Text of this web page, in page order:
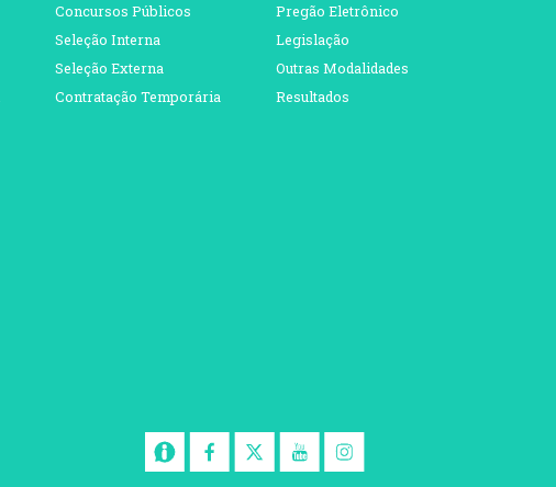
Concursos Públicos
Seleção Interna
Seleção Externa
Contratação Temporária
Pregão Eletrônico
Legislação
Outras Modalidades
Resultados